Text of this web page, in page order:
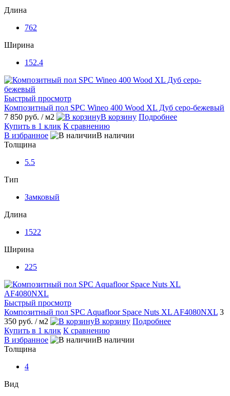
Длина
762
Ширина
152.4
Быстрый просмотр
Композитный пол SPC Wineo 400 Wood XL Дуб серо-бежевый
7 850 руб. / м2 В корзину Подробнее
Купить в 1 клик К сравнению
В избранное
В наличии
Толщина
5.5
Тип
Замковый
Длина
1522
Ширина
225
Быстрый просмотр
Композитный пол SPC Aquafloor Space Nuts XL AF4080NXL 3
350 руб. / м2 В корзину Подробнее
Купить в 1 клик К сравнению
В избранное
В наличии
Толщина
4
Вид